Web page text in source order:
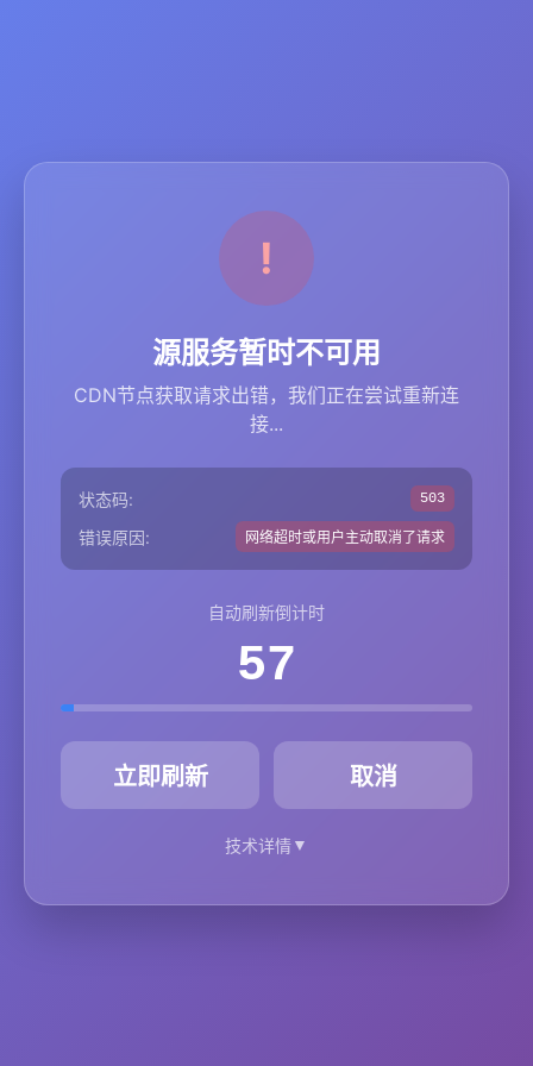
源服务暂时不可用
CDN节点获取请求出错，我们正在尝试重新连
接...
状态码: 503
错误原因: 网络超时或用户主动取消了请求
自动刷新倒计时
57
立即刷新 取消
技术详情▼